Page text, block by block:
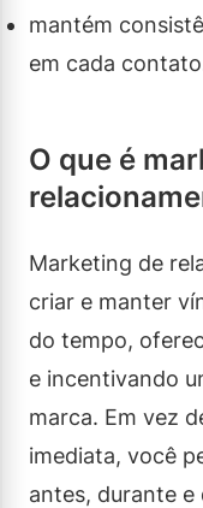
mantém
em cada
O que é
Marketing de
criar e manter
do tempo,
e incentivando
marca. Em vez
imediata, você
antes, durante